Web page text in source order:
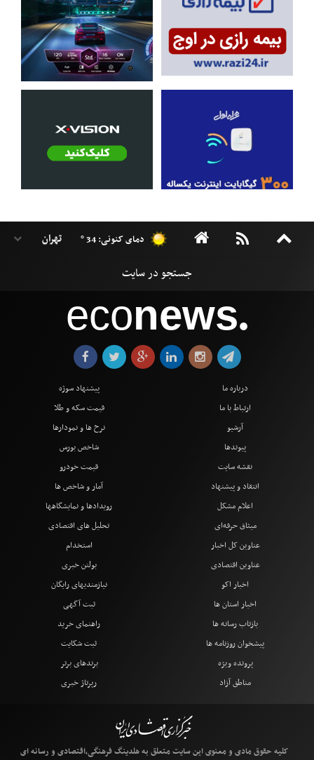
دمای کنونی: 34 °
econews●
درباره ما
ارتباط با ما
آرشیو
پیوندها
نقشه سایت
انتقاد و پیشنهاد
اعلام مشکل
میثاق حرفه‌ای
پیشنهاد سوژه
قیمت سکه و طلا
نرخ ها و نمودارها
شاخص بورس
قیمت خودرو
آمار و شاخص ها
رویدادها و نمایشگاهها
تحلیل های اقتصادی
عناوین کل اخبار
عناوین اقتصادی
اخبار اکو
اخبار استان ها
بازتاب رسانه ها
پیشخوان روزنامه ها
پرونده ویژه
مناطق آزاد
استخدام
بولتن خبری
نیازمندیهای رایگان
ثبت آگهی
راهنمای خرید
ثبت شکایت
برندهای برتر
رپرتاژ خبری
کلیه حقوق مادی و معنوی این سایت متعلق به هلدینگ فرهنگی،اقتصادی و رسانه ای